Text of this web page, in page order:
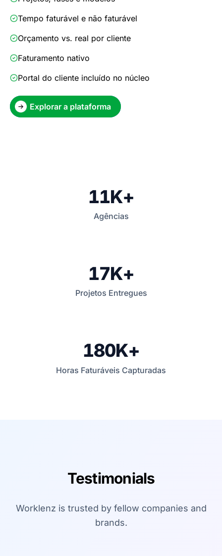
Tempo faturável e não faturável
Orçamento vs. real por cliente
Faturamento nativo
Portal do cliente incluído no núcleo
Explorar a plataforma
11K+
Agências
17K+
Projetos Entregues
180K+
Horas Faturáveis Capturadas
Testimonials
Worklenz is trusted by fellow companies and
brands.